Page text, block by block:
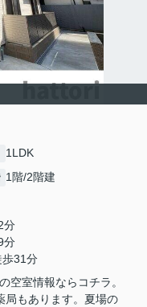
1LDK
1階/2階建
分
分
歩31分
空室情報ならコチラ。
局もあります。夏場の